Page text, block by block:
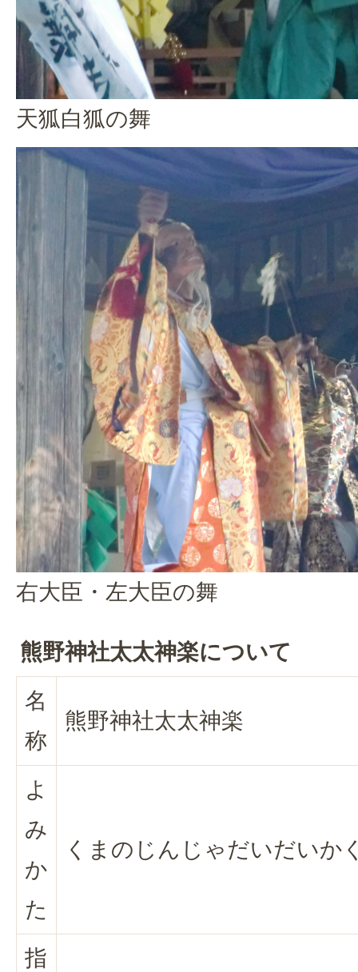
天狐白狐の舞
右大臣・左大臣の舞
熊野神社太太神楽について
名
称
熊野神社太太神楽
よ
み
か
た
くまのじんじゃだいだいか
指